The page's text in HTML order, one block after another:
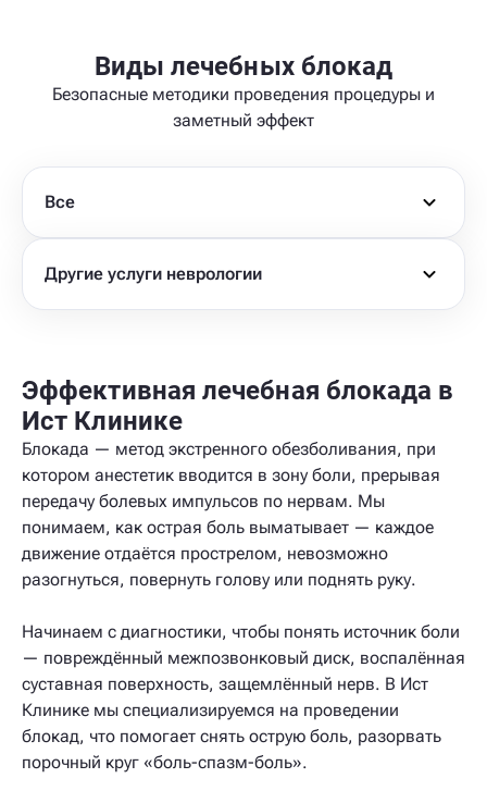
Виды лечебных блокад
Безопасные методики проведения процедуры и
заметный эффект
Все
Другие услуги неврологии
Эффективная лечебная блокада в
Ист Клинике
Блокада — метод экстренного обезболивания, при
котором анестетик вводится в зону боли, прерывая
передачу болевых импульсов по нервам. Мы
понимаем, как острая боль выматывает — каждое
движение отдаётся прострелом, невозможно
разогнуться, повернуть голову или поднять руку.
Начинаем с диагностики, чтобы понять источник боли
— повреждённый межпозвонковый диск, воспалённая
суставная поверхность, защемлённый нерв. В Ист
Клинике мы специализируемся на проведении
блокад, что помогает снять острую боль, разорвать
порочный круг «боль-спазм-боль».